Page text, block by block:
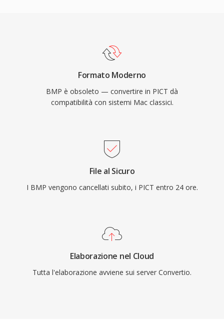
Formato Moderno
BMP è obsoleto — convertire in PICT dà
compatibilità con sistemi Mac classici.
File al Sicuro
I BMP vengono cancellati subito, i PICT entro 24 ore.
Elaborazione nel Cloud
Tutta l'elaborazione avviene sui server Convertio.